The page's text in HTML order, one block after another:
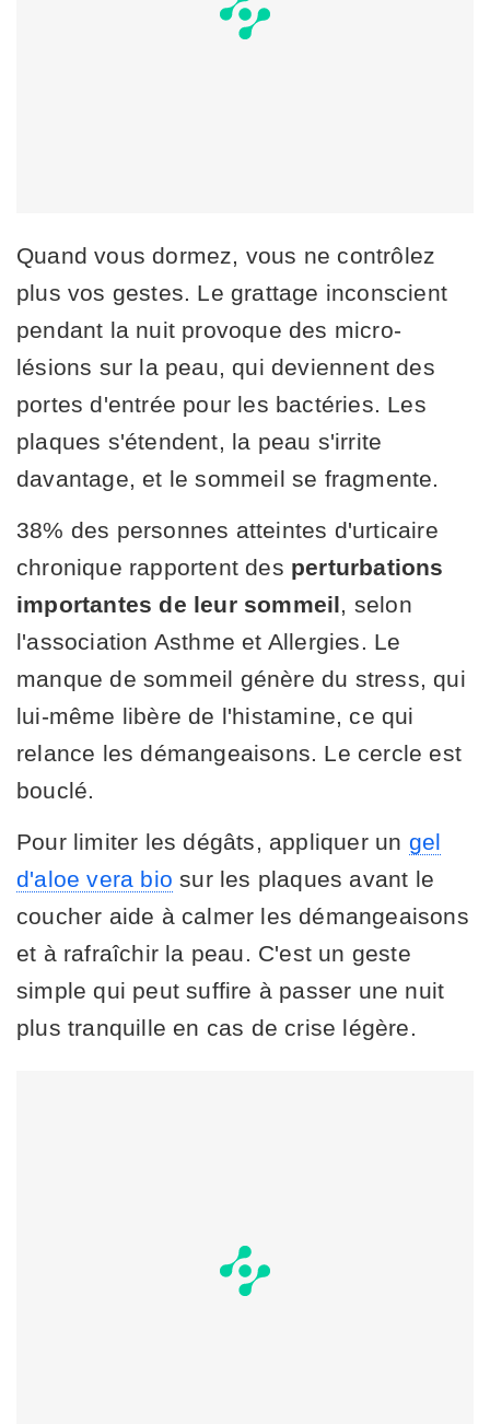
Quand vous dormez, vous ne contrôlez
plus vos gestes. Le grattage inconscient
pendant la nuit provoque des micro-
lésions sur la peau, qui deviennent des
portes d'entrée pour les bactéries. Les
plaques s'étendent, la peau s'irrite
davantage, et le sommeil se fragmente.
38% des personnes atteintes d'urticaire
chronique rapportent des perturbations
importantes de leur sommeil, selon
l'association Asthme et Allergies. Le
manque de sommeil génère du stress, qui
lui-même libère de l'histamine, ce qui
relance les démangeaisons. Le cercle est
bouclé.
Pour limiter les dégâts, appliquer un gel
d'aloe vera bio sur les plaques avant le
coucher aide à calmer les démangeaisons
et à rafraîchir la peau. C'est un geste
simple qui peut suffire à passer une nuit
plus tranquille en cas de crise légère.